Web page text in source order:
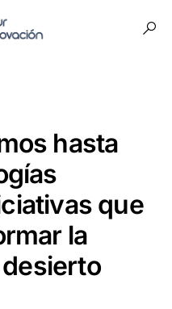
hasta
que
la